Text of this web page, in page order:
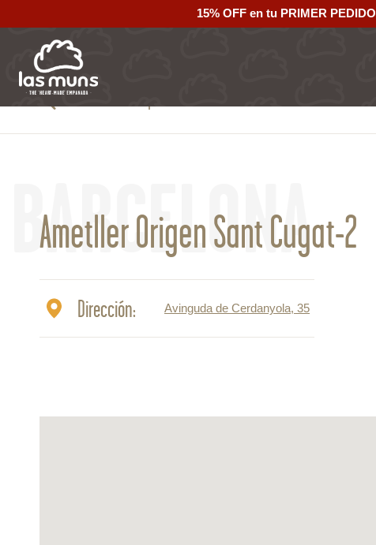
15% OFF en tu PRIMER PEDIDO
BARCELONA
Ametller Origen Sant Cugat-2
Dirección: Avinguda de Cerdanyola, 35